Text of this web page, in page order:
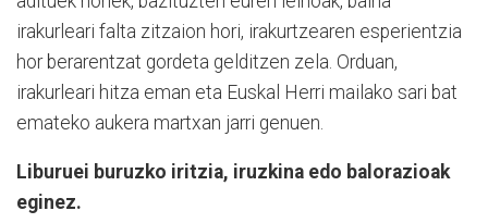
irakurleari falta zitzaion hori, irakurtzearen esperientzia
hor berarentzat gordeta gelditzen zela. Orduan,
irakurleari hitza eman eta Euskal Herri mailako sari bat
emateko aukera martxan jarri genuen.
Liburuei buruzko iritzia, iruzkina edo balorazioak
eginez.